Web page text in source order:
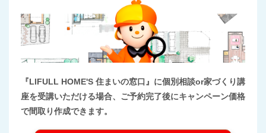
『LIFULL HOME'S 住まいの窓口』に個別相談or家づくり講
座を受講いただける場合、ご予約完了後にキャンペーン価格
で間取り作成できます。